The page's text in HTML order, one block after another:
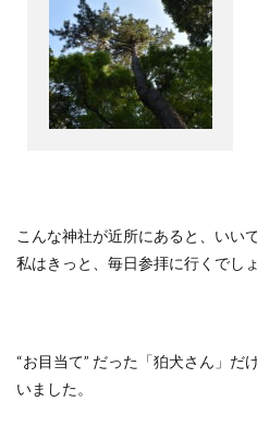
こんな神社が近所にあると、いいで
私はきっと、毎日参拝に行くでしょ
“お目当て” だった「狛犬さん」だ
いました。